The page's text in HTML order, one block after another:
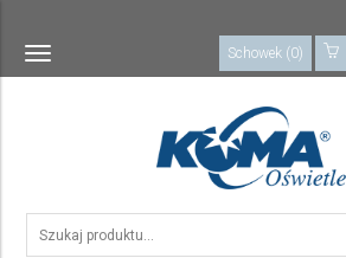
Toggle
navigation
Schowek (0)